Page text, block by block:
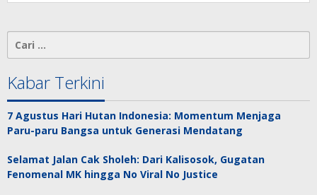
untuk:
Kabar Terkini
7 Agustus Hari Hutan Indonesia: Momentum Menjaga
Paru-paru Bangsa untuk Generasi Mendatang
Selamat Jalan Cak Sholeh: Dari Kalisosok, Gugatan
Fenomenal MK hingga No Viral No Justice